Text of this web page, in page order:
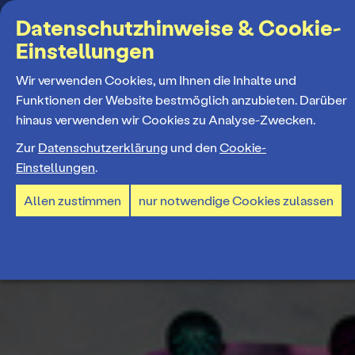
Suchbegriff
MENÜ
Programm
Spielplan
Spielzeiteröffnung
Tickets und Abos
Ticketpreise & Saalplan
Mitmachen
Datenschutzhinweise & Cookie-
Einstellungen
Wir verwenden Cookies, um Ihnen die Inhalte und
Funktionen der Website bestmöglich anzubieten. Darüber
hinaus verwenden wir Cookies zu Analyse-Zwecken.
Zur Datenschutzerklärung und den Cookie-
Einstellungen.
Allen zustimmen nur notwendige Cookies zulassen